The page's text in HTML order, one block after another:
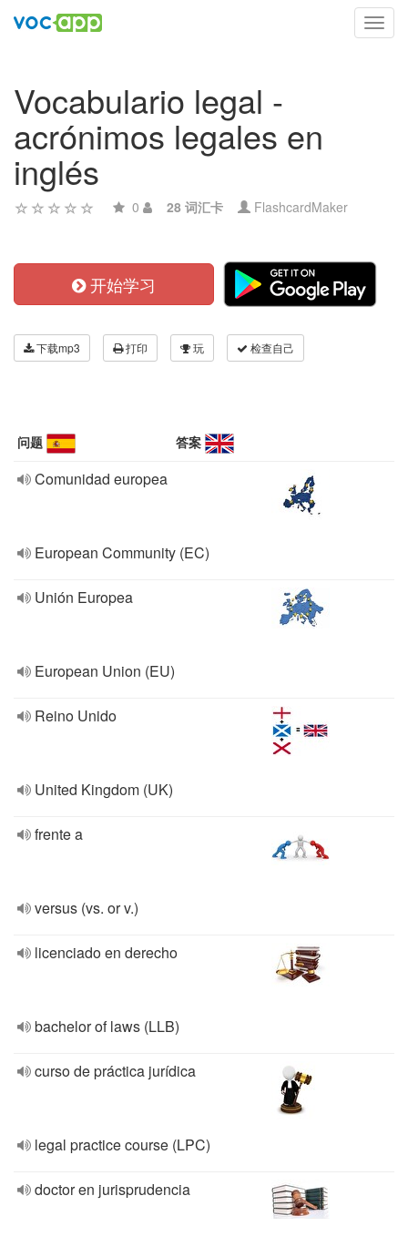
Vocabulario legal -
acrónimos legales en
inglés
0 28 词汇卡 FlashcardMaker
开始学习
下载mp3 打印 玩 检查自己
问题 答案
Comunidad europea
European Community (EC)
Unión Europea
European Union (EU)
Reino Unido
United Kingdom (UK)
frente a
versus (vs. or v.)
licenciado en derecho
bachelor of laws (LLB)
curso de práctica jurídica
legal practice course (LPC)
doctor en jurisprudencia